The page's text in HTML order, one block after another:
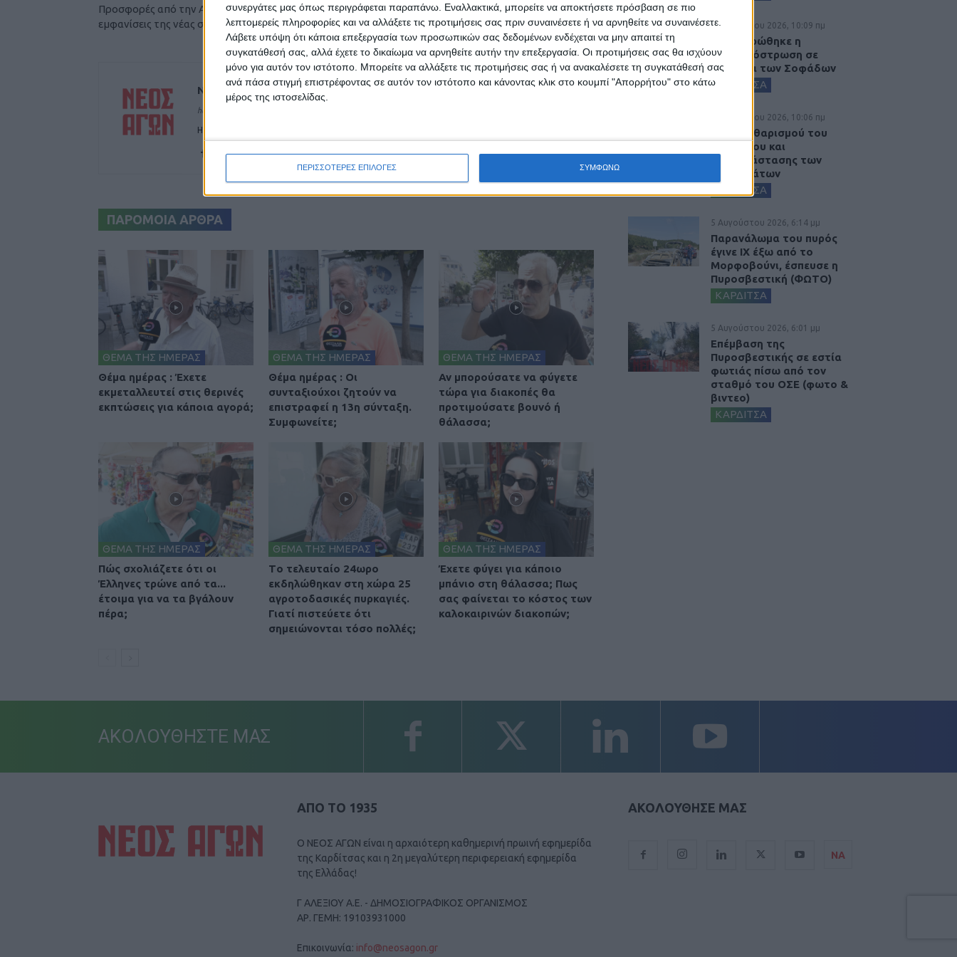
συνεργάτες μας όπως περιγράφεται παραπάνω. Εναλλακτικά, μπορείτε να αποκτήσετε πρόσβαση σε πιο
λεπτομερείς πληροφορίες και να αλλάξετε τις προτιμήσεις σας πριν συναινέσετε ή να αρνηθείτε να συναινέσετε.
Λάβετε υπόψη ότι κάποια επεξεργασία των προσωπικών σας δεδομένων ενδέχεται να μην απαιτεί τη
συγκατάθεσή σας, αλλά έχετε το δικαίωμα να αρνηθείτε αυτήν την επεξεργασία. Οι προτιμήσεις σας θα ισχύουν
μόνο για αυτόν τον ιστότοπο. Μπορείτε να αλλάξετε τις προτιμήσεις σας ή να ανακαλέσετε τη συγκατάθεσή σας
ανά πάσα στιγμή επιστρέφοντας σε αυτόν τον ιστότοπο και κάνοντας κλικ στο κουμπί "Απορρήτου" στο κάτω
μέρος της ιστοσελίδας.
ΠΕΡΙΣΣΟΤΕΡΕΣ ΕΠΙΛΟΓΕΣ ΣΥΜΦΩΝΩ
Προσφορές από την ΑΣΑ για τις επίσημες
εμφανίσεις της νέας σεζόν!
Κ. Γουργουλιάνης: «Σε ενδημική πλέον φάση ο
κορωνοϊός»
ΝΕΟΣ ΑΓΩΝ
https://neosagon.gr
Η Αρχαιότερη Καθημερινή Πρωινή Εφημερίδα της Καρδίτσας
ΠΑΡΟΜΟΙΑ ΑΡΘΡΑ
ΘΕΜΑ ΤΗΣ ΗΜΕΡΑΣ
Θέμα ημέρας : Έχετε
εκμεταλλευτεί στις θερινές
εκπτώσεις για κάποια αγορά;
ΘΕΜΑ ΤΗΣ ΗΜΕΡΑΣ
Θέμα ημέρας : Οι
συνταξιούχοι ζητούν να
επιστραφεί η 13η σύνταξη.
Συμφωνείτε;
ΘΕΜΑ ΤΗΣ ΗΜΕΡΑΣ
Αν μπορούσατε να φύγετε
τώρα για διακοπές θα
προτιμούσατε βουνό ή
θάλασσα;
ΘΕΜΑ ΤΗΣ ΗΜΕΡΑΣ
Πώς σχολιάζετε ότι οι
Έλληνες τρώνε από τα...
έτοιμα για να τα βγάλουν
πέρα;
ΘΕΜΑ ΤΗΣ ΗΜΕΡΑΣ
Tο τελευταίο 24ωρο
εκδηλώθηκαν στη χώρα 25
αγροτοδασικές πυρκαγιές.
Γιατί πιστεύετε ότι
σημειώνονται τόσο πολλές;
ΘΕΜΑ ΤΗΣ ΗΜΕΡΑΣ
Έχετε φύγει για κάποιο
μπάνιο στη θάλασσα; Πως
σας φαίνεται το κόστος των
καλοκαιρινών διακοπών;
6 Αυγούστου 2026, 10:09 πμ
Ολοκληρώθηκε η
ασφαλτόστρωση σε
τμήματα των Σοφάδων
ΚΑΡΔΙΤΣΑ
6 Αυγούστου 2026, 10:06 πμ
Έργο καθαρισμού του
Ρογόζινου και
αποκατάστασης των
αναχωμάτων
ΚΑΡΔΙΤΣΑ
5 Αυγούστου 2026, 6:14 μμ
Παρανάλωμα του πυρός
έγινε ΙΧ έξω από το
Μορφοβούνι, έσπευσε η
Πυροσβεστική (ΦΩΤΟ)
ΚΑΡΔΙΤΣΑ
5 Αυγούστου 2026, 6:01 μμ
Επέμβαση της
Πυροσβεστικής σε εστία
φωτιάς πίσω από τον
σταθμό του ΟΣΕ (φωτο &
βιντεο)
ΚΑΡΔΙΤΣΑ
ΑΚΟΛΟΥΘΗΣΤΕ ΜΑΣ
ΑΠΟ ΤΟ 1935
Ο ΝΕΟΣ ΑΓΩΝ είναι η αρχαιότερη καθημερινή πρωινή εφημερίδα
της Καρδίτσας και η 2η μεγαλύτερη περιφερειακή εφημερίδα
της Ελλάδας!
Γ ΑΛΕΞΙΟΥ Α.Ε. - ΔΗΜΟΣΙΟΓΡΑΦΙΚΟΣ ΟΡΓΑΝΙΣΜΟΣ
ΑΡ. ΓΕΜΗ: 19103931000
Επικοινωνία: info@neosagon.gr
ΑΚΟΛΟΥΘΗΣΕ ΜΑΣ
ΝΑ